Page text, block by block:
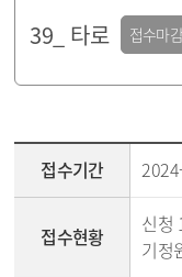
39_ 타로 접수마감
접수기간
접수현황
신청
기정